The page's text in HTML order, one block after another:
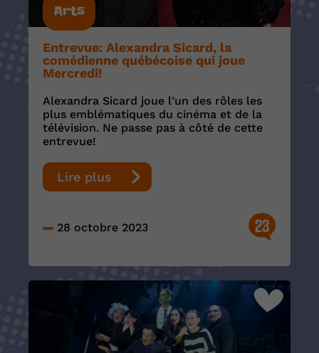
Arts
Entrevue: Alexandra Sicard, la
comédienne québécoise qui joue
Mercredi!
Alexandra Sicard joue l'un des rôles les
plus emblématiques du cinéma et de la
télévision. Ne passe pas à côté de cette
entrevue!
Lire plus
28 octobre 2023 23